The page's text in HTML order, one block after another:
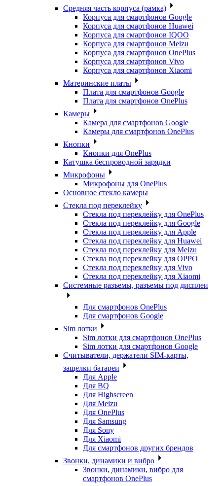
Средняя часть корпуса (рамка)
Корпуса для смартфонов Google
Корпуса для смартфонов Huawei
Корпуса для смартфонов IQOO
Корпуса для смартфонов Meizu
Корпуса для смартфонов OnePlus
Корпуса для смартфонов Vivo
Корпуса для смартфонов Xiaomi
Материнские платы
Плата для смартфонов Google
Плата для смартфонов OnePlus
Камеры
Камера для смартфонов Google
Камеры для смартфонов OnePlus
Кнопки
Кнопки для OnePlus
Катушка беспроводной зарядки
Микрофоны
Микрофоны для OnePlus
Основное стекло камеры
Стекла под переклейку
Стекла под переклейку для OnePlus
Стекла под переклейку для Google
Стекла под переклейку для Apple
Стекла под переклейку для Huawei
Стекла под переклейку для Meizu
Стекла под переклейку для OPPO
Стекла под переклейку для Vivo
Стекла под переклейку для Xiaomi
Системные разъемы, разъемы под дисплеи
Для смартфонов OnePlus
Для смартфонов Google
Sim лотки
Sim лотки для смартфонов OnePlus
Sim лотки для смартфонов Google
Считыватели, держатели SIM-карты,
защелки батареи
Для Apple
Для BQ
Для Highscreen
Для Meizu
Для OnePlus
Для Samsung
Для Sony
Для Xiaomi
Для смартфонов других брендов
Звонки, динамики и вибро
Звонки, динамики, вибро для
смартфонов OnePlus